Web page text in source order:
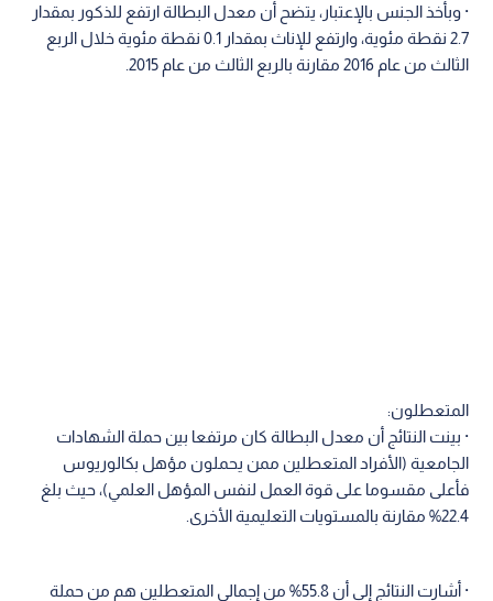
· وبأخذ الجنس بالإعتبار، يتضح أن معدل البطالة ارتفع للذكور بمقدار
2.7 نقطة مئوية، وارتفع للإناث بمقدار 0.1 نقطة مئوية خلال الربع
الثالث من عام 2016 مقارنة بالربع الثالث من عام 2015.
المتعطلون:
· بينت النتائج أن معدل البطالة كان مرتفعا بين حملة الشهادات
الجامعية (الأفراد المتعطلين ممن يحملون مؤهل بكالوريوس
فأعلى مقسوما على قوة العمل لنفس المؤهل العلمي)، حيث بلغ
22.4% مقارنة بالمستويات التعليمية الأخرى.
· أشارت النتائج إلى أن 55.8% من إجمالي المتعطلين هم من حملة